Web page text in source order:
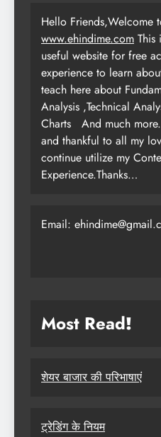
Hello Friends,Welcome
www.ehindime.com This
useful website for free
experience to learn
teach here about
Analysis ,Technical
Charts
And much
and thankful to all my
continue utilize my
Experience.Thanks…
Email:
Most Read!
शेयर बाजार की परिभाषाएं
ट्रेडिंग के नियम